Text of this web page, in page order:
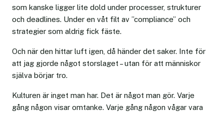
som kanske ligger lite dold under processer, strukturer
och deadlines. Under en våt filt av ”compliance” och
strategier som aldrig fick fäste.
Och när den hittar luft igen, då händer det saker. Inte för
att jag gjorde något storslaget – utan för att människor
själva börjar tro.
Kulturen är inget man har. Det är något man gör. Varje
gång någon visar omtanke. Varje gång någon vågar vara